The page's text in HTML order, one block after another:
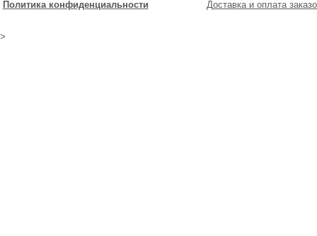
Политика конфиденциальности Доставка и оплата
>